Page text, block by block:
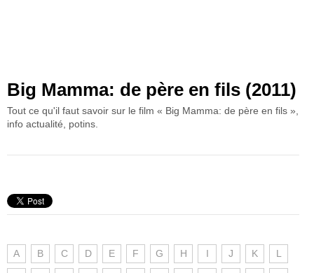
Big Mamma: de père en fils (2011)
Tout ce qu'il faut savoir sur le film « Big Mamma: de père en fils »,
info actualité, potins.
A B C D E F G H I J K L